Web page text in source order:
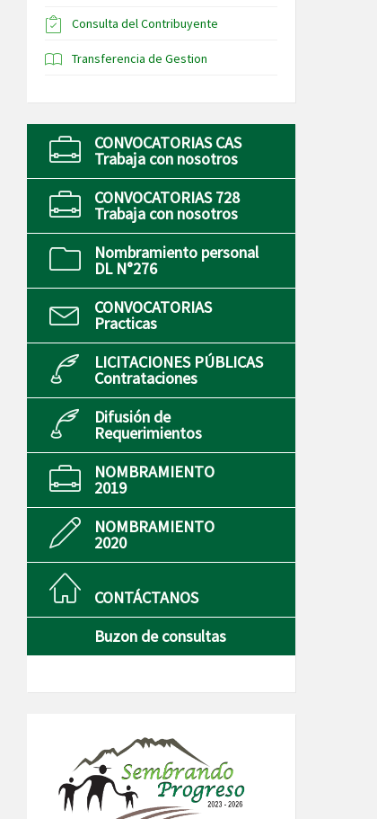
Consulta del Contribuyente
Transferencia de Gestion
CONVOCATORIAS CAS
Trabaja con nosotros
CONVOCATORIAS 728
Trabaja con nosotros
Nombramiento personal
DL N°276
CONVOCATORIAS
Practicas
LICITACIONES PÚBLICAS
Contrataciones
Difusión de
Requerimientos
NOMBRAMIENTO
2019
NOMBRAMIENTO
2020
CONTÁCTANOS
Buzon de consultas